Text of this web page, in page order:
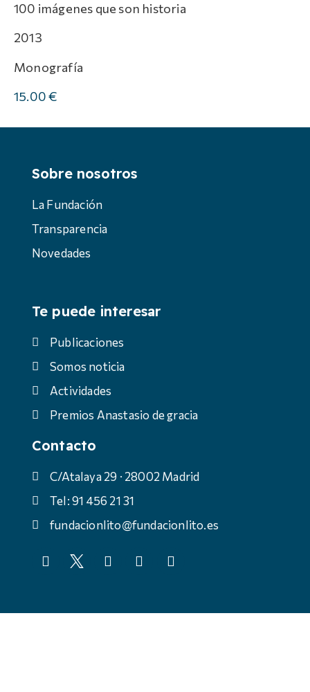
100 imágenes que son historia
2013
Monografía
15.00 €
Sobre nosotros
La Fundación
Transparencia
Novedades
Te puede interesar
Publicaciones
Somos noticia
Actividades
Premios Anastasio de gracia
Contacto
C/Atalaya 29 · 28002 Madrid
Tel: 91 456 21 31
fundacionlito@fundacionlito.es